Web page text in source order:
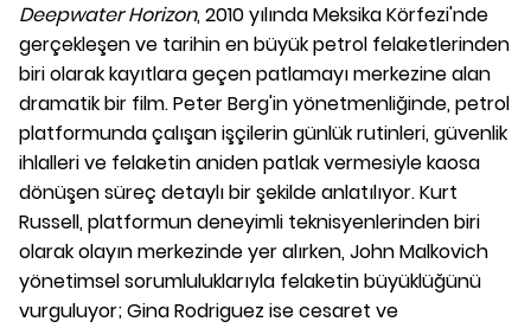
Deepwater Horizon, 2010 yılında Meksika Körfezi'nde
gerçekleşen ve tarihin en büyük petrol felaketlerinden
biri olarak kayıtlara geçen patlamayı merkezine alan
dramatik bir film. Peter Berg'in yönetmenliğinde, petrol
platformunda çalışan işçilerin günlük rutinleri, güvenlik
ihlalleri ve felaketin aniden patlak vermesiyle kaosa
dönüşen süreç detaylı bir şekilde anlatılıyor. Kurt
Russell, platformun deneyimli teknisyenlerinden biri
olarak olayın merkezinde yer alırken, John Malkovich
yönetimsel sorumluluklarıyla felaketin büyüklüğünü
vurguluyor; Gina Rodriguez ise cesaret ve